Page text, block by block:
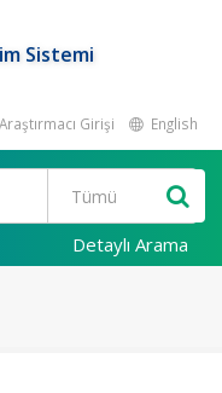
Sistemi
Araştırmacı Girişi English
Detaylı Arama